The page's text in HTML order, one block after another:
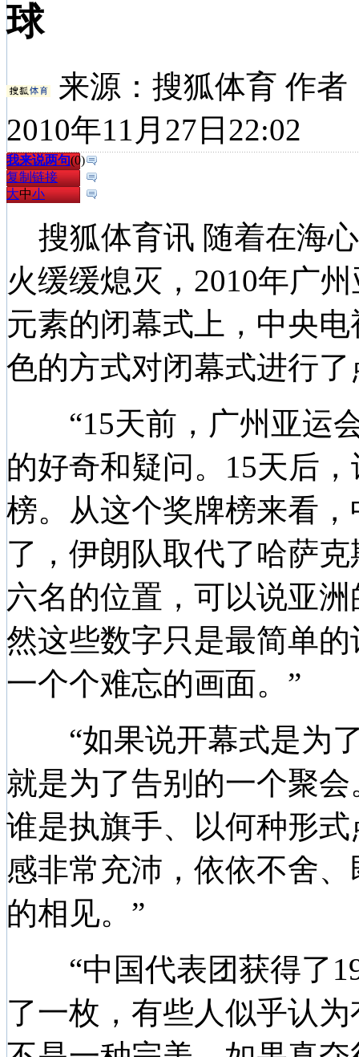
球
来源： 搜狐体育 作者
2010年11月27日22:02
我来说两句(0)
复制链接
大中小
搜狐体育讯 随着在海
火缓缓熄灭，2010年广
元素的闭幕式上，中央
色的方式对闭幕式进行了
“15天前，广州亚运会
的好奇和疑问。15天后
榜。从这个奖牌榜来看
了，伊朗队取代了哈萨
六名的位置，可以说亚
然这些数字只是最简单
一个个难忘的画面。”
“如果说开幕式是为了
就是为了告别的一个聚
谁是执旗手、以何种形
感非常充沛，依依不舍
的相见。”
“中国代表团获得了
了一枚，有些人似乎认